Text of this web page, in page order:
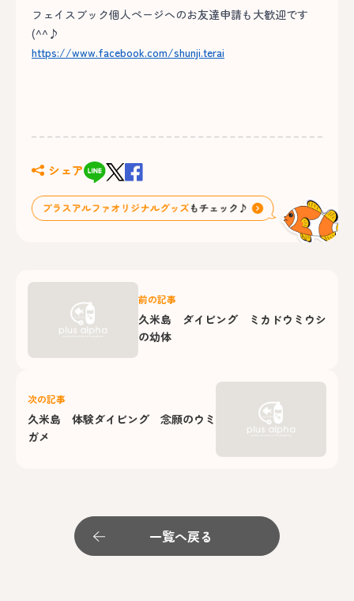
フェイスブック個人ページへのお友達申請も大歓迎です
(^^♪
https://www.facebook.com/shunji.terai
シェア
前の記事
久米島 ダイビング ミカドウミウシ
の幼体
次の記事
久米島 体験ダイビング 念願のウミ
ガメ
一覧へ戻る